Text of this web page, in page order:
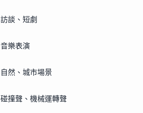
訪談、短劇
音樂表演
自然、城市場景
碰撞聲、機械運轉聲